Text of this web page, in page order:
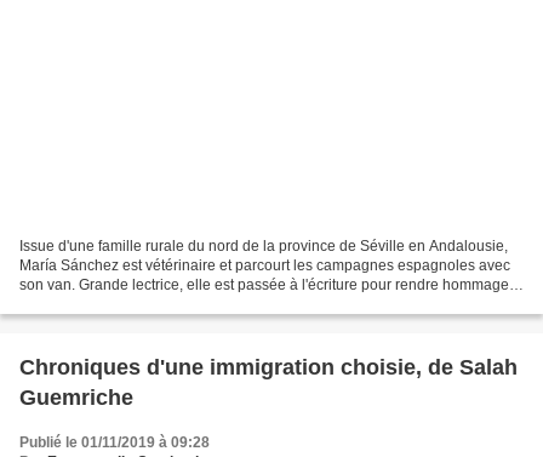
Issue d'une famille rurale du nord de la province de Séville en Andalousie,
María Sánchez est vétérinaire et parcourt les campagnes espagnoles avec
son van. Grande lectrice, elle est passée à l'écriture pour rendre hommage
Chroniques d'une immigration choisie, de Salah
Guemriche
Publié le 01/11/2019 à 09:28